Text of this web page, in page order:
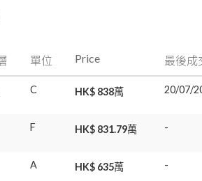
單位 Price 最後成
C HK$ 838萬 20/07/
F HK$ 831.79萬 -
A HK$ 635萬 -